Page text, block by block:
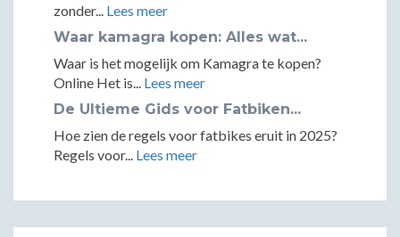
zonder... Lees meer
Waar kamagra kopen: Alles wat...
Waar is het mogelijk om Kamagra te kopen?
Online Het is... Lees meer
De Ultieme Gids voor Fatbiken...
Hoe zien de regels voor fatbikes eruit in 2025?
Regels voor... Lees meer